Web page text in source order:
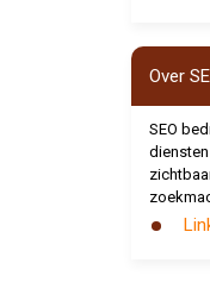
Over
SEO